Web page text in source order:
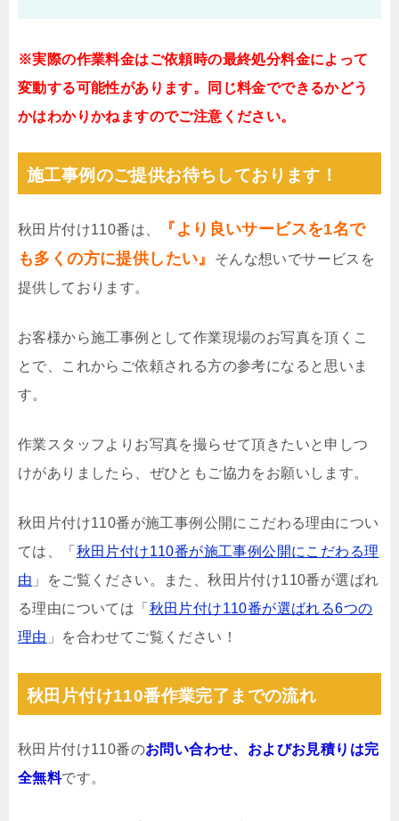
※実際の作業料金はご依頼時の最終処分料金によって
変動する可能性があります。同じ料金でできるかどう
かはわかりかねますのでご注意ください。
施工事例のご提供お待ちしております！
秋田片付け110番は、
『より良いサービスを1名で
も多くの方に提供したい』
そんな想いでサービスを
提供しております。
お客様から施工事例として作業現場のお写真を頂くこ
とで、これからご依頼される方の参考になると思いま
す。
作業スタッフよりお写真を撮らせて頂きたいと申しつ
けがありましたら、ぜひともご協力をお願いします。
秋田片付け110番が施工事例公開にこだわる理由につい
ては、「 秋田片付け110番が施工事例公開にこだわる理
由 」をご覧ください。また、秋田片付け110番が選ばれ
る理由については「 秋田片付け110番が選ばれる6つの
理由 」を合わせてご覧ください！
秋田片付け110番作業完了までの流れ
秋田片付け110番のお問い合わせ、およびお見積りは完
全無料です。